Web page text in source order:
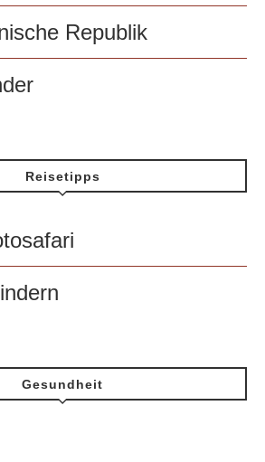
Republik
Reisetipps
Gesundheit